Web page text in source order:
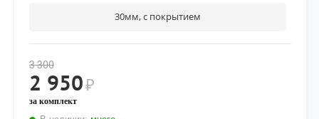
30мм, с покрытием
3 300
2 950₽
за комплект